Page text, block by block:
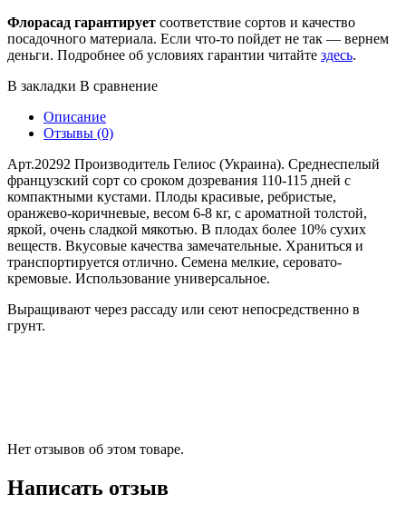
Флорасад гарантирует соответствие сортов и качество
посадочного материала. Если что-то пойдет не так — вернем
деньги. Подробнее об условиях гарантии читайте здесь.
В закладки В сравнение
Описание
Отзывы (0)
Арт.20292 Производитель Гелиос (Украина). Среднеспелый
французский сорт со сроком дозревания 110-115 дней с
компактными кустами. Плоды красивые, ребристые,
оранжево-коричневые, весом 6-8 кг, с ароматной толстой,
яркой, очень сладкой мякотью. В плодах более 10% сухих
веществ. Вкусовые качества замечательные. Храниться и
транспортируется отлично. Семена мелкие, серовато-
кремовые. Использование универсальное.
Выращивают через рассаду или сеют непосредственно в
грунт.
Нет отзывов об этом товаре.
Написать отзыв